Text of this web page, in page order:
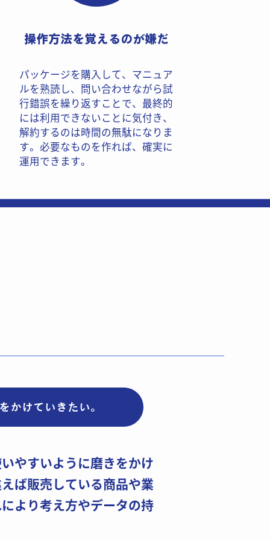
操作方法を覚えるのが嫌だ
パッケージを購入して、マニュア​
ルを熟読し、問い合わせながら試​
行錯誤を繰り返すことで、最終的​
には利用できないことに気付き、​
解約するのは時間の無駄になりま​
す。必要なものを作れば、確実に​
運用できます。
かけていきたい。
やすいように磨きをかけ​
ば販売している商品や業​
より考え方やデータの持​